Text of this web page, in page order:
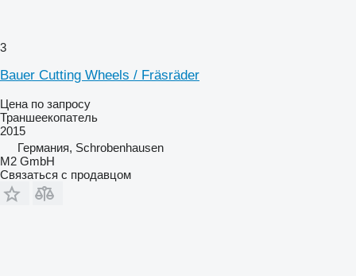
3
Bauer Cutting Wheels / Fräsräder
Цена по запросу
Траншеекопатель
2015
Германия, Schrobenhausen
M2 GmbH
Связаться с продавцом